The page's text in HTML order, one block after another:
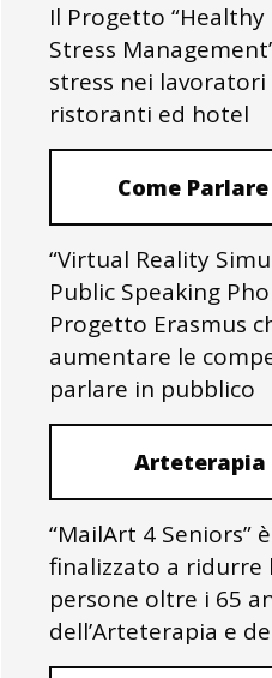
Il Progetto
Stress
stress nei
ristoranti ed hotel
Come
“Virtual Reality
Public Speaking
Progetto Erasmus
aumentare le
parlare in pubblico
Arteterapia
“MailArt 4 Seniors”
finalizzato a ridurre
persone oltre i 65
dell’Arteterapia e